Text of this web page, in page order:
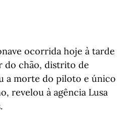
ocorrida hoje à tarde
do chão, distrito de
a morte do piloto e único
revelou à agência Lusa